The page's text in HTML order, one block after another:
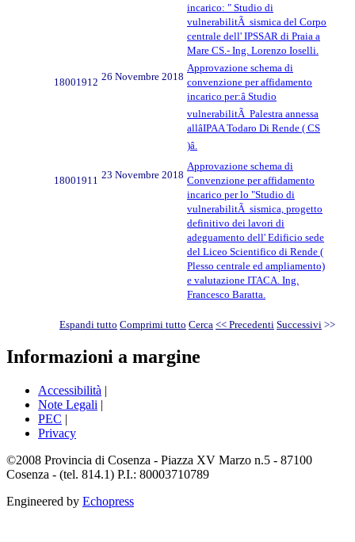
incarico: " Studio di
vulnerabilitÃ sismica del Corpo
centrale dell' IPSSAR di Praia a
Mare CS.- Ing. Lorenzo Ioselli.
18001912 26 Novembre 2018
Approvazione schema di
convenzione per affidamento
incarico per:â Studio
vulnerabilitÃ Palestra annessa
allâIPAA Todaro Di Rende ( CS
)â.
18001911 23 Novembre 2018
Approvazione schema di
Convenzione per affidamento
incarico per lo "Studio di
vulnerabilitÃ sismica, progetto
definitivo dei lavori di
adeguamento dell' Edificio sede
del Liceo Scientifico di Rende (
Plesso centrale ed ampliamento)
e valutazione ITACA. Ing.
Francesco Baratta.
Espandi tutto Comprimi tutto Cerca << Precedenti Successivi >>
Informazioni a margine
Accessibilità |
Note Legali |
PEC |
Privacy
©2008 Provincia di Cosenza - Piazza XV Marzo n.5 - 87100
Cosenza - (tel. 814.1) P.I.: 80003710789
Engineered by Echopress